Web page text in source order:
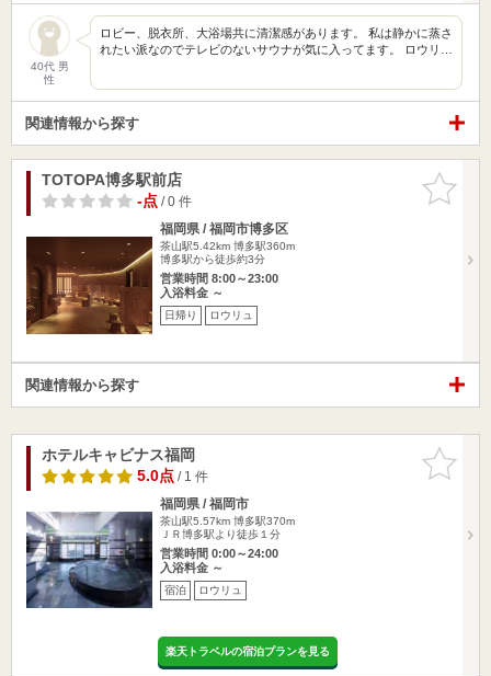
40代 男
性
ロビー、脱衣所、大浴場共に清潔感があります。 私は静かに蒸さ
れたい派なのでテレビのないサウナが気に入ってます。 ロウリ…
関連情報から探す
お気に入
りに追加
TOTOPA博多駅前店
-点/ 0 件
福岡県 / 福岡市博多区
茶山駅5.42km 博多駅360m
博多駅から徒歩約3分
営業時間 8:00～23:00
入浴料金 ～
日帰り ロウリュ
関連情報から探す
お気に入
りに追加
ホテルキャビナス福岡
5.0点/ 1 件
福岡県 / 福岡市
茶山駅5.57km 博多駅370m
ＪＲ博多駅より徒歩１分
営業時間 0:00～24:00
入浴料金 ～
宿泊 ロウリュ
楽天トラベルの宿泊プランを見る